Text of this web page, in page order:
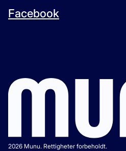
Facebook
2026 Munu. Rettigheter forbeholdt.